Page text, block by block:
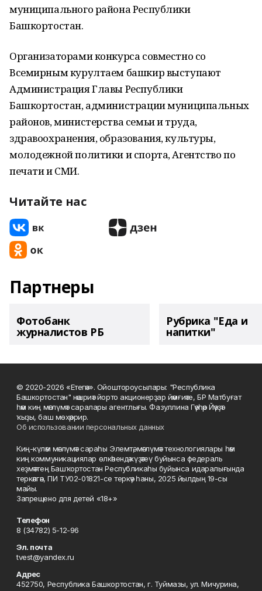
муниципального района Республики
Башкортостан.
Организаторами конкурса совместно со
Всемирным курултаем башкир выступают
Администрация Главы Республики
Башкортостан, администрации муниципальных
районов, министерства семьи и труда,
здравоохранения, образования, культуры,
молодежной политики и спорта, Агентство по
печати и СМИ.
Читайте нас
Партнеры
Фотобанк
журналистов РБ
Рубрика "Еда и
напитки"
© 2020-2026 «Етегән». Ойоштороусылары: "Республика
Башкортостан" нәшриәт йорто акционерҙар йәмғиәте, БР Матбуғат
һәм киң мәғлүмәт саралары агентлығы. Фазуллина Гәүһәр Йәүҙәт
ҡыҙы, баш мөхәррир.
Об использовании персональных данных
Киң-күләм мәғлүмәт сараһы Элемтә, мәғлүмәт технологиялары һәм
киң коммуникациялар өлкәһендә күҙәтеү буйынса федераль
хеҙмәттең Башҡортостан Республикаһы буйынса идаралығында
теркәлгән, ПИ ТУ02-01821-се теркәү һаны, 2025 йылдың 19-сы
майы.
Запрещено для детей «18+»
Телефон
8 (34782) 5-12-96
Эл. почта
tvest@yandex.ru
Адрес
452750, Республика Башкортостан, г. Туймазы, ул. Мичурина,